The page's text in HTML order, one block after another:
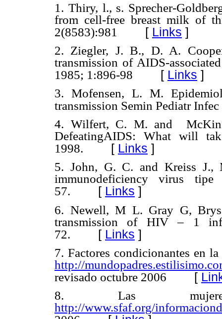
1. Thiry, l., s. Sprecher-
from cell-free breast milk of
2(8583):981
[ Links ]
2. Ziegler, J. B., D. A.
transmission of AIDS-
1985; 1:896-98 [ Links ]
3. Mofensen, L. M.
transmission Semin Pediatr
4. Wilfert, C. M. and
DefeatingAIDS: What will
1998. [ Links ]
5. John, G. C. and Kreiss J.,
immunodeficiency virus
57. [ Links ]
6. Newell, M L. Gray G,
transmission of HIV – 1
72. [ Links ]
7. Factores condicionantes en
http://
revisado octubre 2006 [
8.
Las
http://www.sfaf.org/